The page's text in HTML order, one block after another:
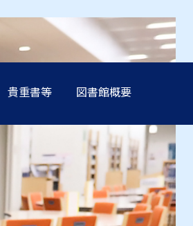
貴重書等 図書館概要